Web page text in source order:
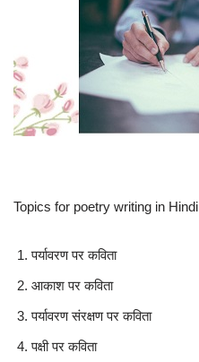
Topics for poetry writing in Hindi
पर्यावरण पर कविता
आकाश पर कविता
पर्यावरण संरक्षण पर कविता
पक्षी पर कविता